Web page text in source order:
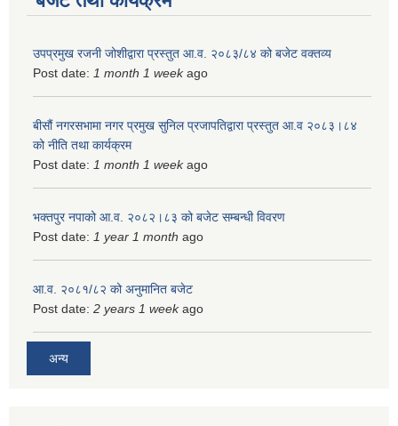
उपप्रमुख रजनी जोशीद्वारा प्रस्तुत आ.व. २०८३/८४ को बजेट वक्तव्य
Post date: 1 month 1 weekago
बीसौं नगरसभामा नगर प्रमुख सुनिल प्रजापतिद्वारा प्रस्तुत आ.व‍ २०८३।८४
को नीति तथा कार्यक्रम
Post date: 1 month 1 weekago
भक्तपुर नपाको आ.व. २०८२।८३ को बजेट सम्बन्धी विवरण
Post date: 1 year 1 month ago
आ.व. २०८१/८२ को अनुमानित बजेट
Post date: 2 years 1 weekago
अन्य